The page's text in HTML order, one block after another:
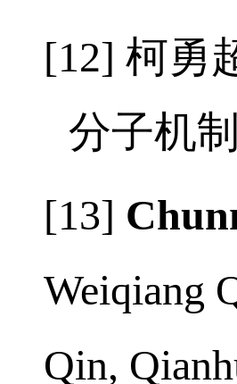
学学报(
[12]柯勇
分子机
[13]
Weiqiang